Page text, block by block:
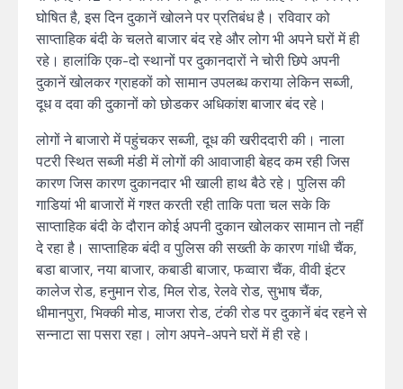
घोषित है, इस दिन दुकानें खोलने पर प्रतिबंध है। रविवार को
साप्ताहिक बंदी के चलते बाजार बंद रहे और लोग भी अपने घरों में ही
रहे। हालांकि एक-दो स्थानों पर दुकानदारों ने चोरी छिपे अपनी
दुकानें खोलकर ग्राहकों को सामान उपलब्ध कराया लेकिन सब्जी,
दूध व दवा की दुकानों को छोडकर अधिकांश बाजार बंद रहे।
लोगों ने बाजारो में पहुंचकर सब्जी, दूध की खरीददारी की। नाला
पटरी स्थित सब्जी मंडी में लोगों की आवाजाही बेहद कम रही जिस
कारण जिस कारण दुकानदार भी खाली हाथ बैठे रहे। पुलिस की
गाडियां भी बाजारों में गश्त करती रही ताकि पता चल सके कि
साप्ताहिक बंदी के दौरान कोई अपनी दुकान खोलकर सामान तो नहीं
दे रहा है। साप्ताहिक बंदी व पुलिस की सख्ती के कारण गांधी चैंक,
बडा बाजार, नया बाजार, कबाडी बाजार, फव्वारा चैंक, वीवी इंटर
कालेज रोड, हनुमान रोड, मिल रोड, रेलवे रोड, सुभाष चैंक,
धीमानपुरा, भिक्की मोड, माजरा रोड, टंकी रोड पर दुकानें बंद रहने से
सन्नाटा सा पसरा रहा। लोग अपने-अपने घरों में ही रहे।